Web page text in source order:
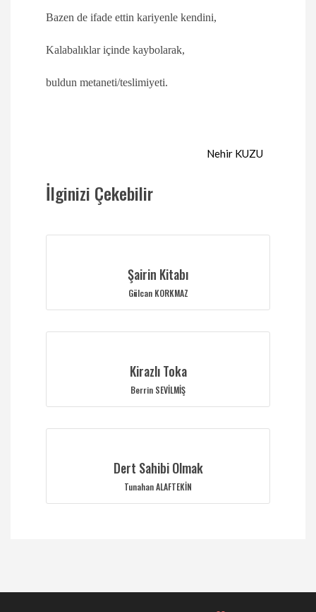
Bazen de ifade ettin kariyenle kendini,
Kalabalıklar içinde kaybolarak,
buldun metaneti/teslimiyeti.
Nehir KUZU
İlginizi Çekebilir
Şairin Kitabı
Gülcan KORKMAZ
Kirazlı Toka
Berrin SEVİLMİŞ
Dert Sahibi Olmak
Tunahan ALAFTEKİN